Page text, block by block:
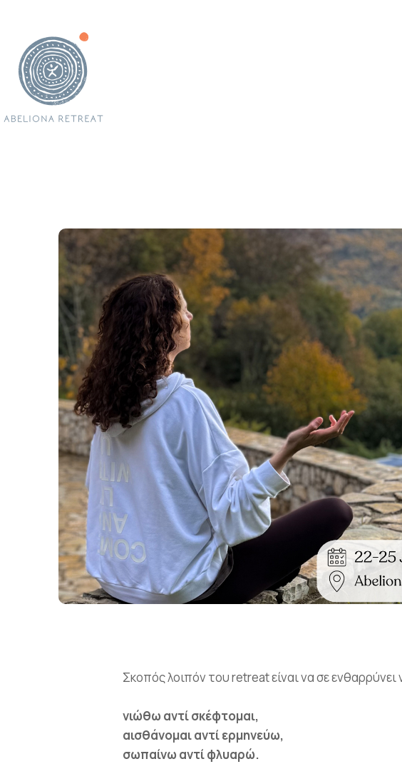
Σκοπός λοιπόν του retreat είναι να σε
νιώθω αντί σκέφτομαι,
αισθάνομαι αντί ερμηνεύω,
σωπαίνω αντί φλυαρώ.
Login
Sign in to your hotel account!
USERNAME